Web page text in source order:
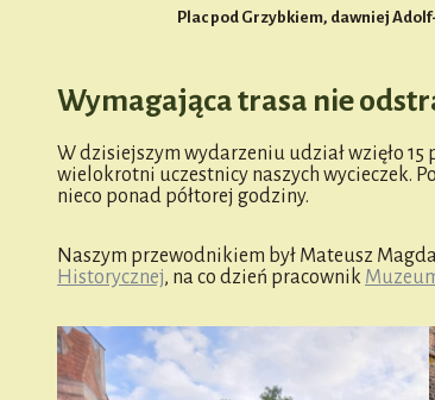
Plac pod Grzybkiem, dawniej
Wymagająca trasa nie
W dzisiejszym wydarzeniu udział wzięło
wielokrotni uczestnicy naszych wycieczek.
nieco ponad półtorej godziny.
Naszym przewodnikiem był Mateusz
Historycznej, na co dzień pracownik M